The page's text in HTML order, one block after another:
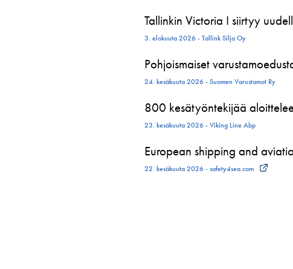
Tallinkin Victoria I siirtyy
3. elokuuta 2026 - Tallink Silja Oy
Pohjoismaiset
24. kesäkuuta 2026 - Suomen Varustamot Ry
800 kesätyöntekijää
23. kesäkuuta 2026 - Viking Line Abp
European shipping and
22. kesäkuuta 2026 - safety4sea.com